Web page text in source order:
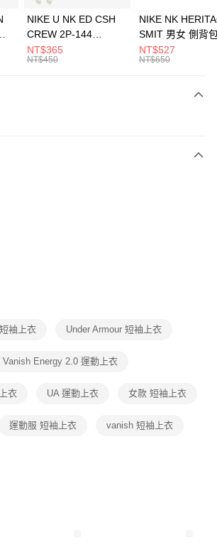
」】
服務後，再付款。
帳流程】
先享後付」後，將跳轉至「AFTEE先享後付」
將收到繳費通知簡訊。
14天內，點擊此簡訊中的連結，可透過四大超商／
方式進行付款，方視為交易完成。
先享後付 」之結帳頁面顯示為準，若有關於
取消欲退款等相關疑問，請聯繫「AFTEE先享後付
support/home
有限公司提供之「AFTEE先享後付」服務完成之交
限公司。
事先徵得法定代理人或監護人之同意方可使用
付」時，將依據個別帳號之用戶狀況，依本公司即
含以上)免運費
含以上)免運費
含以上)免運費
NIKE U NK ED CSH
CREW 2P-144
EMBRDY 男女 短統襪
FZ3073133
NT$365
NT$450
NIKE NK
SMIT 男女 側背
BA5871010
NT$527
NT$650
袖上衣 Under Armour 短袖上衣
Vanish Energy 2.0 運動上衣
衣 UA 運動上衣 女款 短袖上衣
運動服 短袖上衣 vanish 短袖上衣